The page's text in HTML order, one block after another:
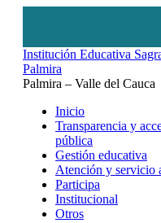
Institución Educativa
Palmira
Palmira – Valle del Cauca
Inicio
Transparencia y
pública
Gestión educativa
Atención y servicio
Participa
Institucional
Otros